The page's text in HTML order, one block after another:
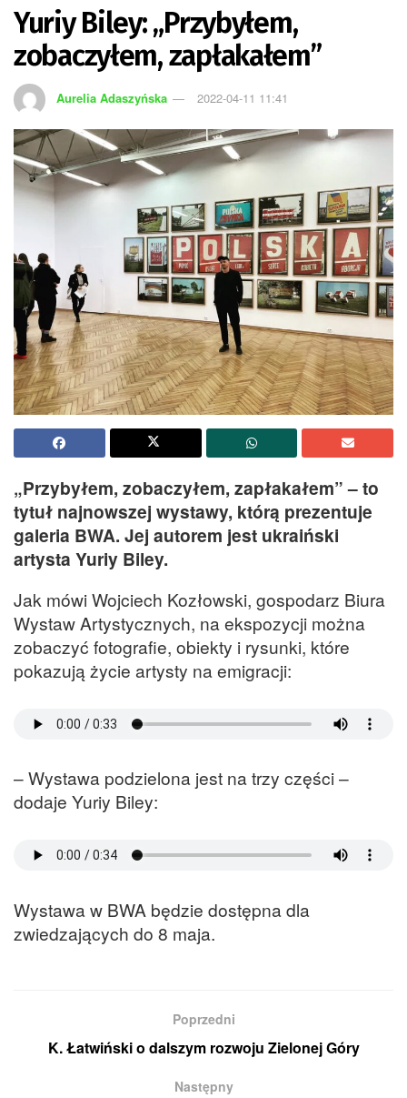
Yuriy Biley: „Przybyłem,
zobaczyłem, zapłakałem”
Aurelia Adaszyńska 2022-04-11 11:41
„Przybyłem, zobaczyłem, zapłakałem” – to
tytuł najnowszej wystawy, którą prezentuje
galeria BWA. Jej autorem jest ukraiński
artysta Yuriy Biley.
Jak mówi Wojciech Kozłowski, gospodarz Biura
Wystaw Artystycznych, na ekspozycji można
zobaczyć fotografie, obiekty i rysunki, które
pokazują życie artysty na emigracji:
– Wystawa podzielona jest na trzy części –
dodaje Yuriy Biley:
Wystawa w BWA będzie dostępna dla
zwiedzających do 8 maja.
Poprzedni
K. Łatwiński o dalszym rozwoju Zielonej Góry
Następny